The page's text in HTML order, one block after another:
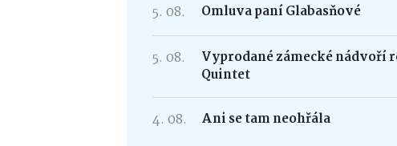
5. 08. Omluva paní Glabasňové
5. 08.
Vyprodané zámecké nádvoří
Quintet
4. 08. Ani se tam neohřála